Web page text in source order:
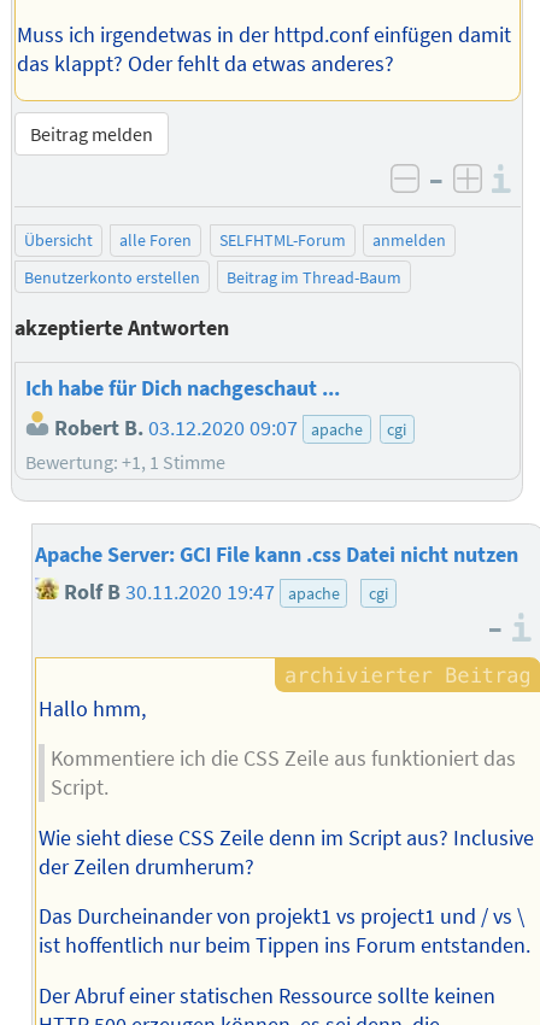
Muss ich irgendetwas in der httpd.conf einfügen damit
das klappt? Oder fehlt da etwas anderes?
Beitrag melden
negativ
–
Übersicht alle Foren SELFHTML-Forum
anmelden
Benutzerkonto erstellen
Beitrag im Thread-Baum
akzeptierte Antworten
Ich habe für Dich nachgeschaut ...
Robert B.03.12.2020 09:07 apache cgi
Bewertung: +1, 1 Stimme
Apache Server: GCI File kann .css Datei nicht nutzen
Rolf B30.11.2020 19:47 apache cgi
–
Hallo hmm,
Kommentiere ich die CSS Zeile aus funktioniert das
Script.
Wie sieht diese CSS Zeile denn im Script aus? Inclusive
der Zeilen drumherum?
Das Durcheinander von projekt1 vs project1 und / vs \
ist hoffentlich nur beim Tippen ins Forum entstanden.
Der Abruf einer statischen Ressource sollte keinen